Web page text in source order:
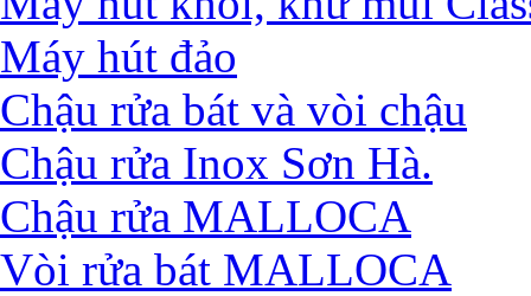
Máy hút đảo
Chậu rửa bát và vòi chậu
Chậu rửa Inox Sơn Hà.
Chậu rửa MALLOCA
Vòi rửa bát MALLOCA